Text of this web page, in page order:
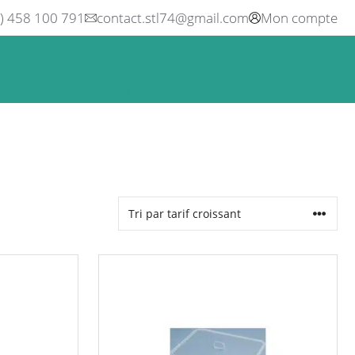
458 100 791 contact.stl74@gmail.com Mon compte